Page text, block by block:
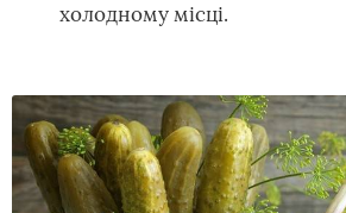
холодному місці.